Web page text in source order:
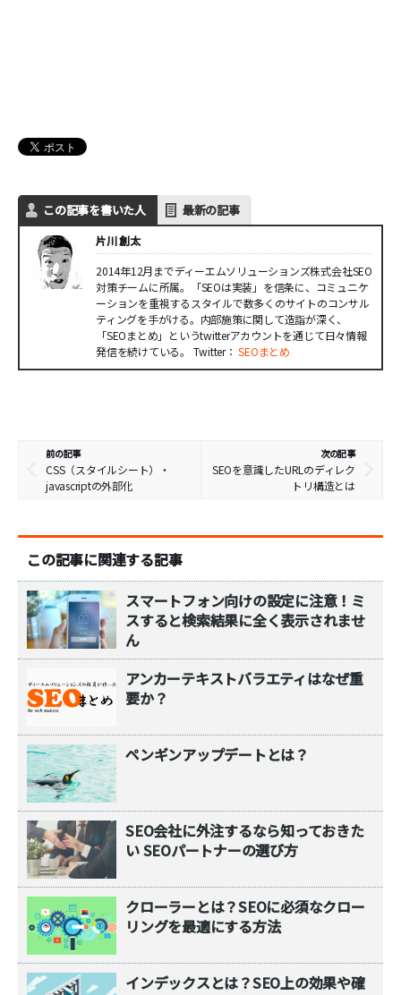
この記事を書いた人 最新の記事
片川 創太
2014年12月までディーエムソリューションズ株式会社SEO
対策チームに所属。「SEOは実装」を信条に、コミュニケ
ーションを重視するスタイルで数多くのサイトのコンサル
ティングを手がける。内部施策に関して造詣が深く、
「SEOまとめ」というtwitterアカウントを通じて日々情報
発信を続けている。 Twitter：SEOまとめ
前の記事
CSS（スタイルシート）・
javascriptの外部化
次の記事
SEOを意識したURLのディレク
トリ構造とは
この記事に関連する記事
スマートフォン向けの設定に注意！ミ
スすると検索結果に全く表示されませ
ん
アンカーテキストバラエティはなぜ重
要か？
ペンギンアップデートとは？
SEO会社に外注するなら知っておきた
い SEOパートナーの選び方
クローラーとは？SEOに必須なクロー
リングを最適にする方法
インデックスとは？SEO上の効果や確